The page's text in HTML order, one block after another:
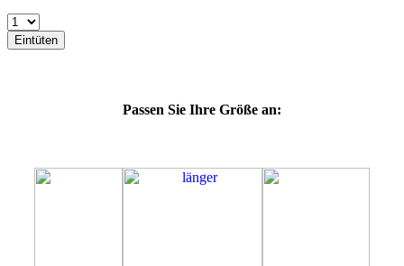
64K
64L
Eintüten
Passen Sie Ihre Größe an: